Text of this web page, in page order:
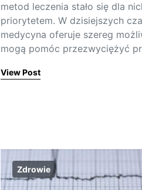
metod leczenia stało się dla
priorytetem. W dzisiejszych
medycyna oferuje szereg
mogą pomóc przezwyciężyć
View Post
Zdrowie